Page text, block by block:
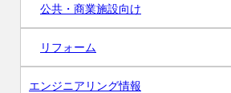
公共・商業施設向け
リフォーム
エンジニアリング情報